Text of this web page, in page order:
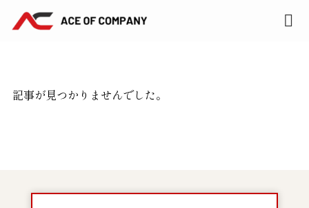
記事が見つかりませんでした。